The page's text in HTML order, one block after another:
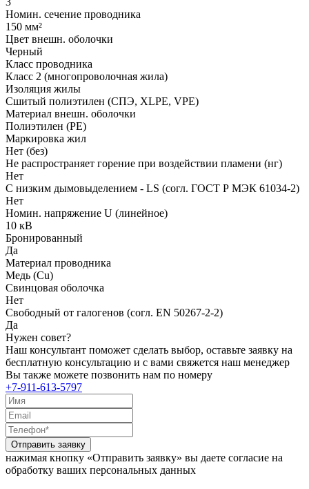
Номин. сечение проводника
150 мм²
Цвет внешн. оболочки
Черный
Класс проводника
Класс 2 (многопроволочная жила)
Изоляция жилы
Сшитый полиэтилен (СПЭ, XLPE, VPE)
Материал внешн. оболочки
Полиэтилен (PE)
Маркировка жил
Нет (без)
Не распространяет горение при воздействии пламени (нг)
Нет
С низким дымовыделением - LS (согл. ГОСТ Р МЭК 61034-2)
Нет
Номин. напряжение U (линейное)
10 кВ
Бронированный
Да
Материал проводника
Медь (Cu)
Свинцовая оболочка
Нет
Свободный от галогенов (согл. EN 50267-2-2)
Да
Нужен совет?
Наш консультант поможет сделать выбор, оставьте заявку на
бесплатную консультацию и с вами свяжется наш менеджер
Вы также можете позвонить нам по номеру
+7-911-613-5797
Отправить заявку
нажимая кнопку «Отправить заявку» вы даете согласие на
обработку ваших персональных данных